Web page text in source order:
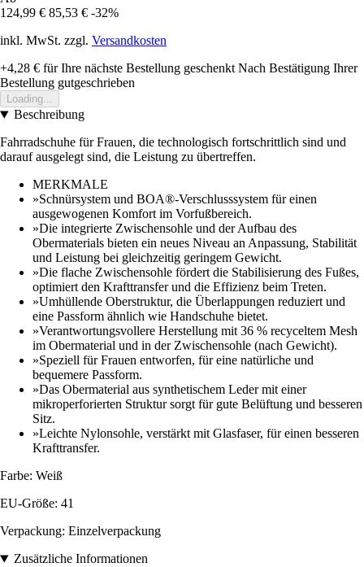
124,99 € 85,53 € -32%
inkl. MwSt. zzgl. Versandkosten
+4,28 € für Ihre nächste Bestellung geschenkt Nach Bestätigung Ihrer
Bestellung gutgeschrieben
Loading...
Beschreibung
Fahrradschuhe für Frauen, die technologisch fortschrittlich sind und
darauf ausgelegt sind, die Leistung zu übertreffen.
MERKMALE
»Schnürsystem und BOA®-Verschlusssystem für einen
ausgewogenen Komfort im Vorfußbereich.
»Die integrierte Zwischensohle und der Aufbau des
Obermaterials bieten ein neues Niveau an Anpassung, Stabilität
und Leistung bei gleichzeitig geringem Gewicht.
»Die flache Zwischensohle fördert die Stabilisierung des Fußes,
optimiert den Krafttransfer und die Effizienz beim Treten.
»Umhüllende Oberstruktur, die Überlappungen reduziert und
eine Passform ähnlich wie Handschuhe bietet.
»Verantwortungsvollere Herstellung mit 36 % recyceltem Mesh
im Obermaterial und in der Zwischensohle (nach Gewicht).
»Speziell für Frauen entworfen, für eine natürliche und
bequemere Passform.
»Das Obermaterial aus synthetischem Leder mit einer
mikroperforierten Struktur sorgt für gute Belüftung und besseren
Sitz.
»Leichte Nylonsohle, verstärkt mit Glasfaser, für einen besseren
Krafttransfer.
Farbe: Weiß
EU-Größe: 41
Verpackung: Einzelverpackung
Zusätzliche Informationen